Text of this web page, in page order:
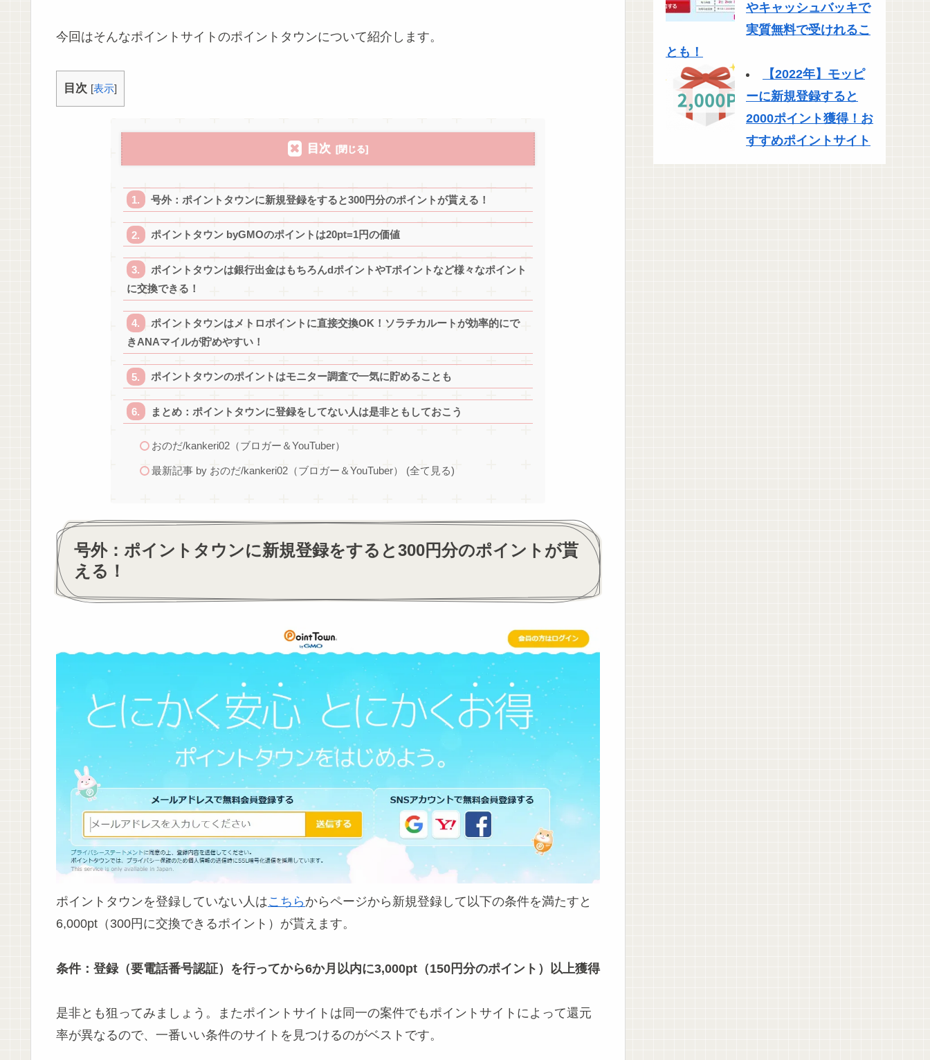
今回はそんなポイントサイトのポイントタウンについて紹介します。
目次 [表示]
目次
号外：ポイントタウンに新規登録をすると300円分のポイントが貰える！
ポイントタウン byGMOのポイントは20pt=1円の価値
ポイントタウンは銀行出金はもちろんdポイントやTポイントなど様々なポイント
に交換できる！
ポイントタウンはメトロポイントに直接交換OK！ソラチカルートが効率的にで
きANAマイルが貯めやすい！
ポイントタウンのポイントはモニター調査で一気に貯めることも
まとめ：ポイントタウンに登録をしてない人は是非ともしておこう
おのだ/kankeri02（ブロガー＆YouTuber）
最新記事 by おのだ/kankeri02（ブロガー＆YouTuber） (全て見る)
号外：ポイントタウンに新規登録をすると300円分のポイントが貰
える！
ポイントタウンを登録していない人はこちら からページから新規登録して以下の条件を満たすと
6,000pt（300円に交換できるポイント）が貰えます。
条件：登録（要電話番号認証）を行ってから6か月以内に3,000pt（150円分のポイント）以上獲得
是非とも狙ってみましょう。またポイントサイトは同一の案件でもポイントサイトによって還元
率が異なるので、一番いい条件のサイトを見つけるのがベストです。
やキャッシュバッキで
実質無料で受けれるこ
とも！
【2022年】モッピ
ーに新規登録すると
2000ポイント獲得！お
すすめポイントサイト